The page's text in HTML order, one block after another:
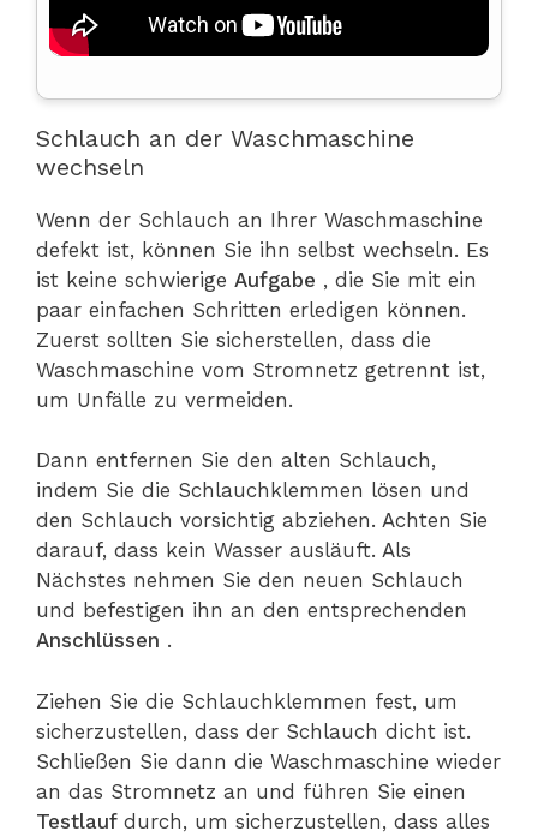
Schlauch an der Waschmaschine
wechseln
Wenn der Schlauch an Ihrer Waschmaschine
defekt ist, können Sie ihn selbst wechseln. Es
ist keine schwierige Aufgabe , die Sie mit ein
paar einfachen Schritten erledigen können.
Zuerst sollten Sie sicherstellen, dass die
Waschmaschine vom Stromnetz getrennt ist,
um Unfälle zu vermeiden.
Dann entfernen Sie den alten Schlauch,
indem Sie die Schlauchklemmen lösen und
den Schlauch vorsichtig abziehen. Achten Sie
darauf, dass kein Wasser ausläuft. Als
Nächstes nehmen Sie den neuen Schlauch
und befestigen ihn an den entsprechenden
Anschlüssen .
Ziehen Sie die Schlauchklemmen fest, um
sicherzustellen, dass der Schlauch dicht ist.
Schließen Sie dann die Waschmaschine wieder
an das Stromnetz an und führen Sie einen
Testlauf durch, um sicherzustellen, dass alles